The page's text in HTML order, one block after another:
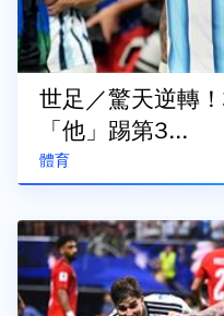
體育
世足／驚天逆轉
「他」踢第3...